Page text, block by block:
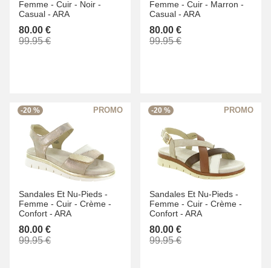
Femme - Cuir - Noir -
Casual - ARA
80.00 €
99.95 €
Femme - Cuir - Marron -
Casual - ARA
80.00 €
99.95 €
-20 %
Sandales Et Nu-Pieds -
Femme - Cuir - Crème -
Confort - ARA
80.00 €
99.95 €
-20 %
Sandales Et Nu-Pieds -
Femme - Cuir - Crème -
Confort - ARA
80.00 €
99.95 €